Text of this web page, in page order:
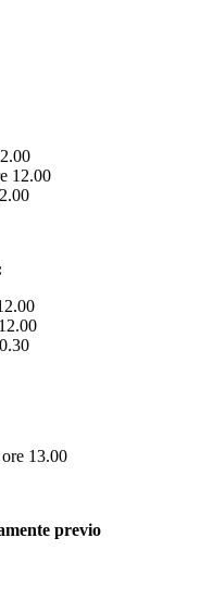
12.00
13.00
previo